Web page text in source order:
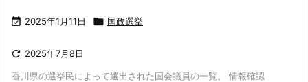
 2025年1月11日  国政選挙
 2025年7月8日
香川県の選挙民によって選出された国会議員の一覧。 情報確認